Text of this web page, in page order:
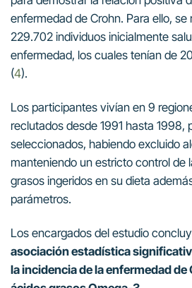
enfermedad de Crohn. Para ello,
229.702 individuos inicialmente
enfermedad, los cuales tenían de
(4).
Los participantes vivían en 9
reclutados desde 1991 hasta 1998,
seleccionados, habiendo excluido
manteniendo un estricto control de
grasos ingeridos en su dieta
parámetros.
Los encargados del estudio
asociación estadística
la incidencia de la enfermedad de